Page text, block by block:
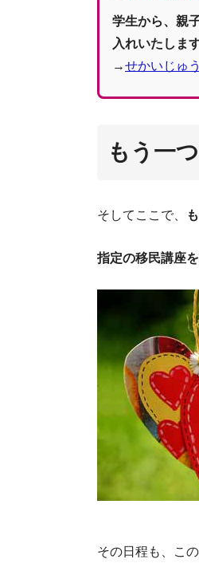
学生から、親
入れいたしま
→せかいじゅ
もう一
そしてここで、
指定の移民講座
その日程も、こ